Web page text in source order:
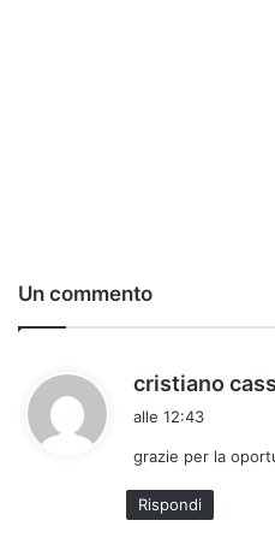
Un commento
cristiano
alle 12:43
grazie per la
Rispondi